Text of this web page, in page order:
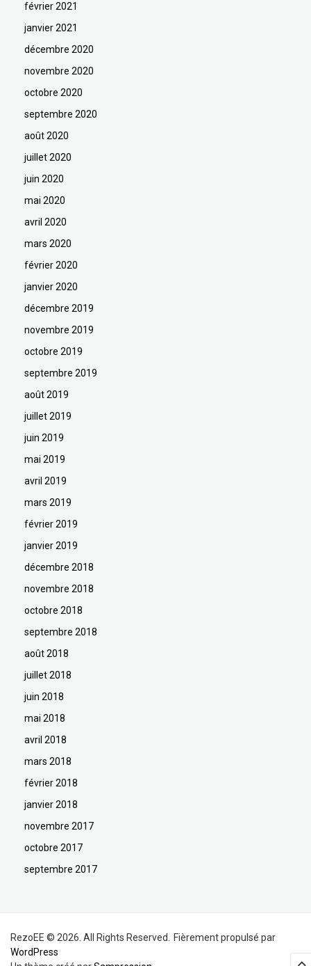
février 2021
janvier 2021
décembre 2020
novembre 2020
octobre 2020
septembre 2020
août 2020
juillet 2020
juin 2020
mai 2020
avril 2020
mars 2020
février 2020
janvier 2020
décembre 2019
novembre 2019
octobre 2019
septembre 2019
août 2019
juillet 2019
juin 2019
mai 2019
avril 2019
mars 2019
février 2019
janvier 2019
décembre 2018
novembre 2018
octobre 2018
septembre 2018
août 2018
juillet 2018
juin 2018
mai 2018
avril 2018
mars 2018
février 2018
janvier 2018
novembre 2017
octobre 2017
septembre 2017
RezoEE © 2026. All Rights Reserved.
Fièrement propulsé par
WordPress